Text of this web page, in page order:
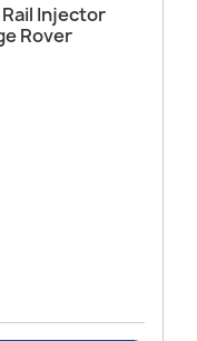
Injector
Rover